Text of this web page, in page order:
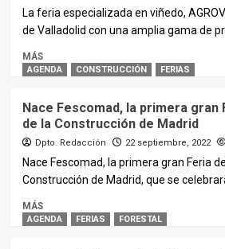
La feria especializada en viñedo,
de Valladolid con una amplia gama de
MÁS
AGENDA CONSTRUCCIÓN FERIAS
Nace Fescomad, la primera gran
de la Construcción de Madrid
Dpto. Redacción 22 septiembre, 2022
Nace Fescomad, la primera gran Feria
Construcción de Madrid, que se
MÁS
AGENDA FERIAS FORESTAL